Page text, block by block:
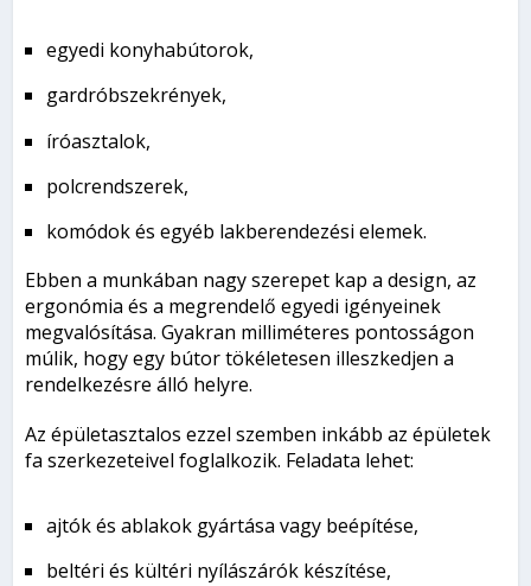
egyedi konyhabútorok,
gardróbszekrények,
íróasztalok,
polcrendszerek,
komódok és egyéb lakberendezési elemek.
Ebben a munkában nagy szerepet kap a design, az
ergonómia és a megrendelő egyedi igényeinek
megvalósítása. Gyakran milliméteres pontosságon
múlik, hogy egy bútor tökéletesen illeszkedjen a
rendelkezésre álló helyre.
Az épületasztalos ezzel szemben inkább az épületek
fa szerkezeteivel foglalkozik. Feladata lehet:
ajtók és ablakok gyártása vagy beépítése,
beltéri és kültéri nyílászárók készítése,